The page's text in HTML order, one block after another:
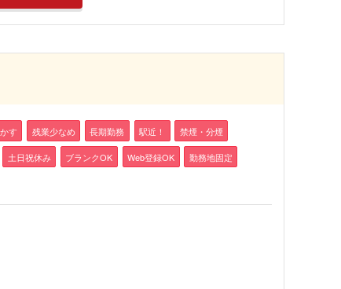
す 残業少なめ 長期勤務 駅近！ 禁煙・分煙
土日祝休み ブランクOK Web登録OK 勤務地固定